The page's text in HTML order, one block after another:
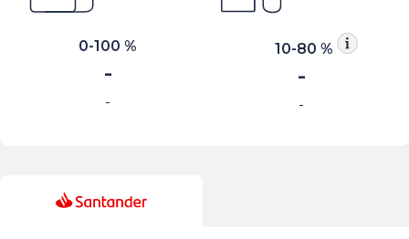
0-100 %
-
-
10-80 %
-
-